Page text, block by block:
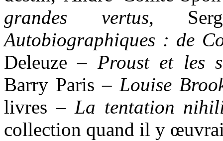
grandes vertus,
Autobiographiques : de
Deleuze – Proust et les
Barry Paris – Louise
livres – La tentation
collection quand il y